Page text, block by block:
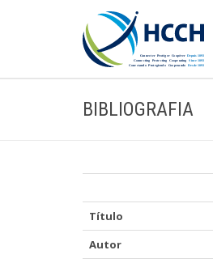
BIBLIOGRAFIA
Título
Autor